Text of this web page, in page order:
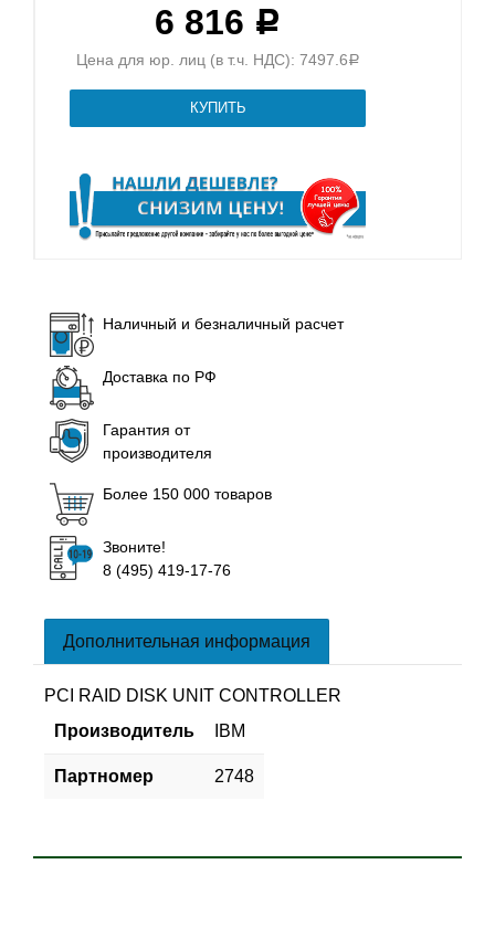
6 816 Р
Цена для юр. лиц (в т.ч. НДС): 7497.6 Р
Наличный и безналичный расчет
Доставка по РФ
Гарантия от
производителя
Более 150 000 товаров
Звоните!
8 (495) 419-17-76
Дополнительная информация
PCI RAID DISK UNIT CONTROLLER
Производитель
IBM
Партномер 2748